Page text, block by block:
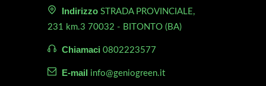
Indirizzo STRADA PROVINCIALE,
231 km.3 70032 - BITONTO (BA)
Chiamaci 0802223577
E-mail info@geniogreen.it
sulla mia macchina. Lavora perfettamente
veramente costruita con ottimi materiali.
idraulica da diserbo da mt 12 chiusura a croce